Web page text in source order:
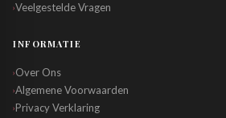
›Veelgestelde Vragen
INFORMATIE
›Over Ons
›Algemene Voorwaarden
›Privacy Verklaring